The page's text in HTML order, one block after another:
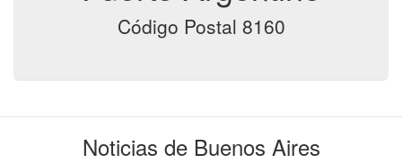
Código Postal 8160
Noticias de Buenos Aires